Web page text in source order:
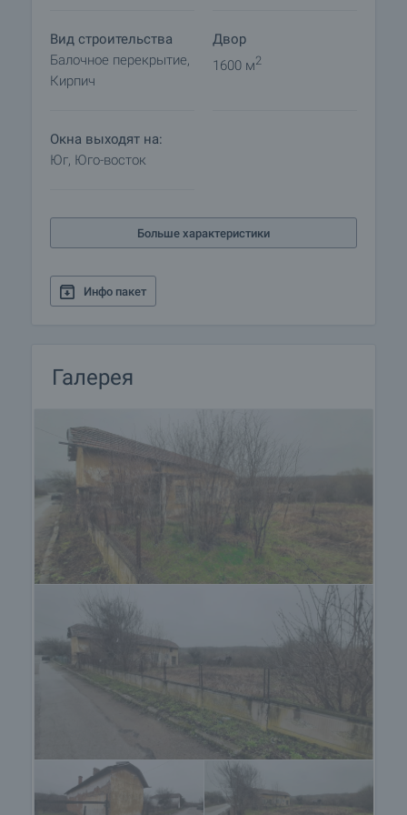
Пожалуйста, обратитесь к ответственному за
данный объект менеджеру по продажам для
получения подробной информации относительно
Вид строительства
Балочное перекрытие,
Кирпич
Двор
1600 м2
Окна выходят на:
Юг, Юго-восток
Больше характеристики
Инфо пакет
Галерея